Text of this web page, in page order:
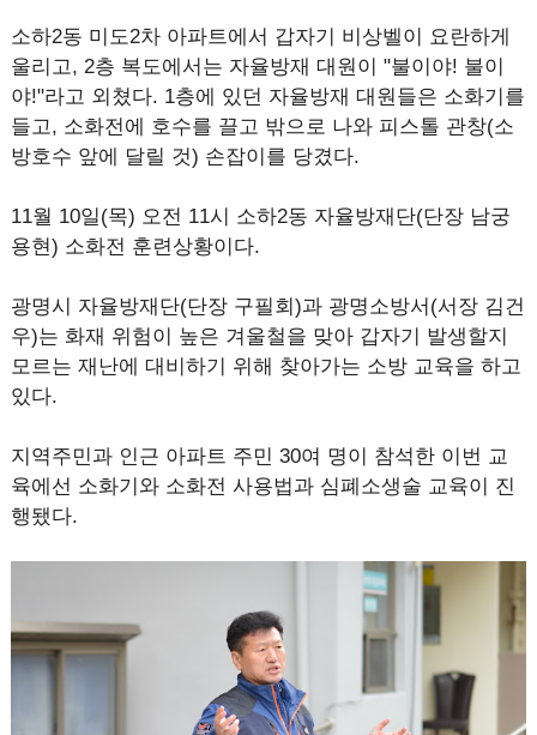
소하2동 미도2차 아파트에서 갑자기 비상벨이 요란하게
울리고, 2층 복도에서는 자율방재 대원이 "불이야! 불이
야!"라고 외쳤다. 1층에 있던 자율방재 대원들은 소화기를
들고, 소화전에 호수를 끌고 밖으로 나와 피스톨 관창(소
방호수 앞에 달릴 것) 손잡이를 당겼다.
11월 10일(목) 오전 11시 소하2동 자율방재단(단장 남궁
용현) 소화전 훈련상황이다.
광명시 자율방재단(단장 구필회)과 광명소방서(서장 김건
우)는 화재 위험이 높은 겨울철을 맞아 갑자기 발생할지
모르는 재난에 대비하기 위해 찾아가는 소방 교육을 하고
있다.
지역주민과 인근 아파트 주민 30여 명이 참석한 이번 교
육에선 소화기와 소화전 사용법과 심폐소생술 교육이 진
행됐다.